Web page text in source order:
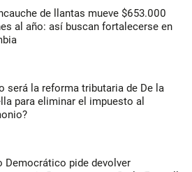
de llantas mueve $653.000
al año: así buscan fortalecerse en
será la reforma tributaria de De la
para eliminar el impuesto al
Democrático pide devolver